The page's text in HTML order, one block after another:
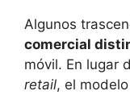
Algunos
comercial
móvil. En lugar
retail, el